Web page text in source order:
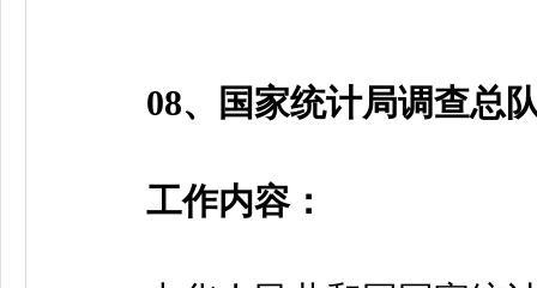
08、国家统计局调查总
工作内容：